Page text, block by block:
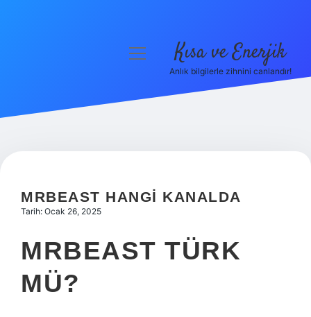
Hakkımızda
menüyü
Kısa ve Enerjik
Anlık bilgilerle zihnini canlandır!
MRBEAST HANGI KANALDA
Tarih: Ocak 26, 2025
MRBEAST TÜRK
MÜ?